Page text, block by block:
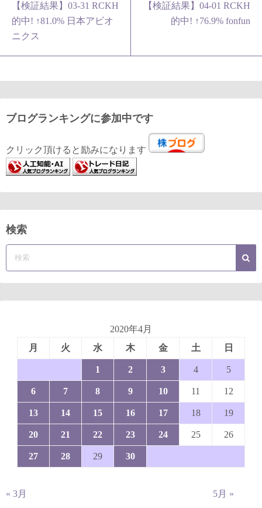
【検証結果】03-31 RCKH
的中! ↑81.0% 日本アビオ
ニクス
【検証結果】04-01 RCKH
的中! ↑76.9% fonfun
ブログランキングに参加中です
クリック頂けると励みになります
検索
2020年4月
月
火 水 木 金 土 日
1 2 3 4 5
6 7 8 9 10 11 12
13 14 15 16 17 18 19
20 21 22 23 24 25 26
27 28 29 30
« 3月 5月 »